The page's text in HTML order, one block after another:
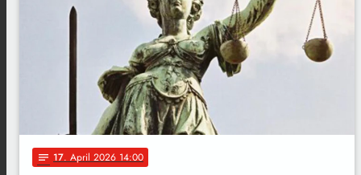
notes 17. April 2026 14:00